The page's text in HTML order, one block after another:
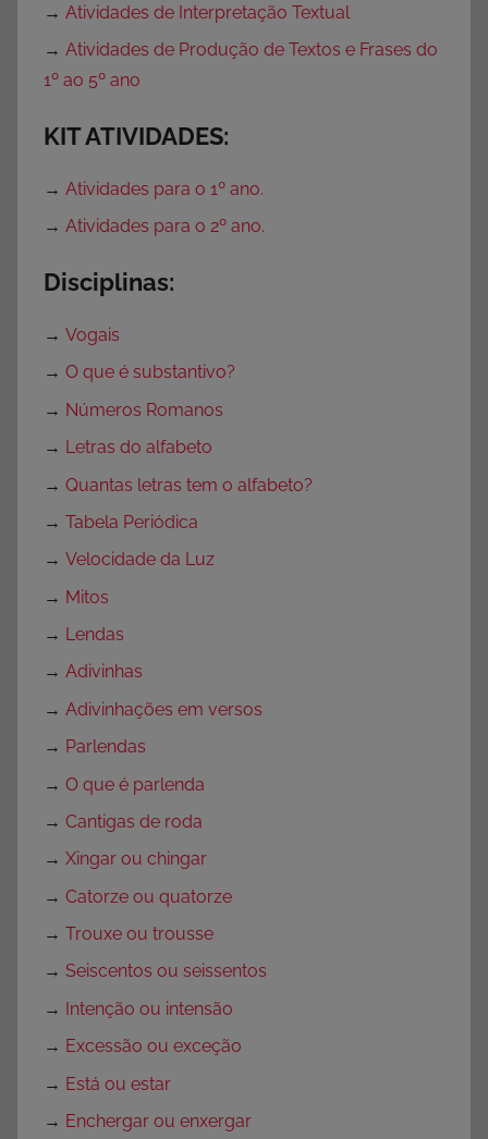
→ Atividades de Interpretação Textual
→ Atividades de Produção de Textos e Frases do
1º ao 5º ano
KIT ATIVIDADES:
→ Atividades para o 1º ano.
→ Atividades para o 2º ano.
Disciplinas:
→ Vogais
→ O que é substantivo?
→ Números Romanos
→ Letras do alfabeto
→ Quantas letras tem o alfabeto?
→ Tabela Periódica
→ Velocidade da Luz
→ Mitos
→ Lendas
→ Adivinhas
→ Adivinhações em versos
→ Parlendas
→ O que é parlenda
→ Cantigas de roda
→ Xingar ou chingar
→ Catorze ou quatorze
→ Trouxe ou trousse
→ Seiscentos ou seissentos
→ Intenção ou intensão
→ Excessão ou exceção
→ Está ou estar
→ Enchergar ou enxergar